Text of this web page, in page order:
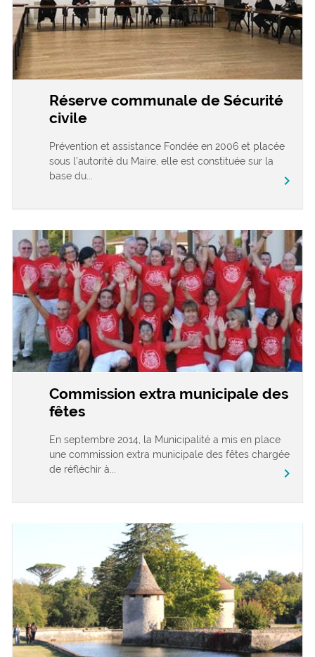
Réserve communale de Sécurité
civile
Prévention et assistance Fondée en 2006 et placée
sous l’autorité du Maire, elle est constituée sur la
base du...
chevron_right
Commission extra municipale des
fêtes
En septembre 2014, la Municipalité a mis en place
une commission extra municipale des fêtes chargée
de réfléchir à...
chevron_right